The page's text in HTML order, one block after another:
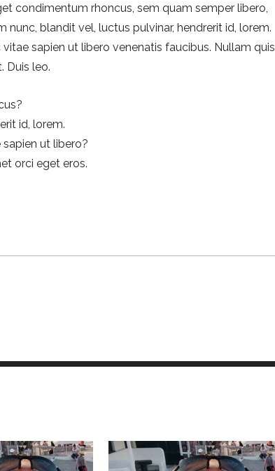
condimentum rhoncus, sem quam semper libero,
blandit vel, luctus pulvinar, hendrerit id, lorem.
sapien ut libero venenatis faucibus. Nullam quis
Duis leo.
id, lorem.
ut libero?
orci eget eros.